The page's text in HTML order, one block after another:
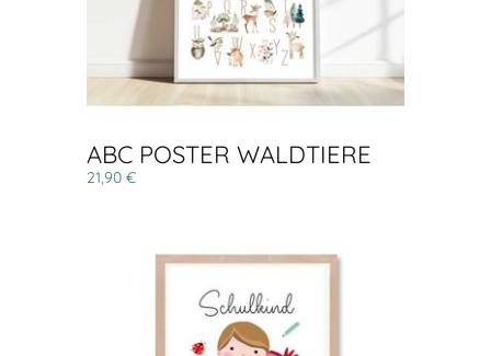
ABC POSTER WALDTIERE
21,90 €